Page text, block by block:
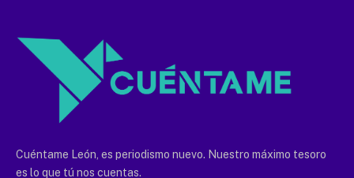
Cuéntame León, es periodismo nuevo. Nuestro máximo tesoro
es lo que tú nos cuentas.